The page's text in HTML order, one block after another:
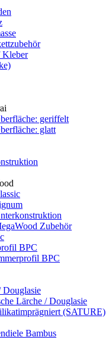
Kleber
geriffelt
glatt
Zubehör
BPC
BPC
Douglasie
Lärche / Douglasie
(SATURE)
Bambus